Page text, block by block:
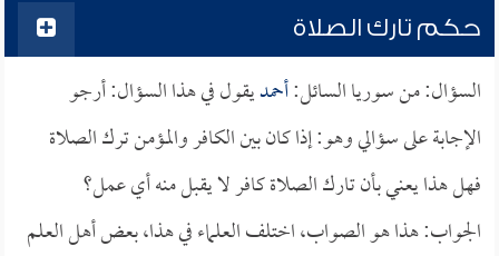
حكم تارك الصلاة
السؤال: من سوريا السائل:أحمديقول في هذا السؤال: أرجو
الإجابة على سؤالي وهو: إذا كان بين الكافر والمؤمن ترك الصلاة
فهل هذا يعني بأن تارك الصلاة كافر لا يقبل منه أي عمل؟
الجواب: هذا هو الصواب، اختلف العلماء في هذا، بعض أهل العلم